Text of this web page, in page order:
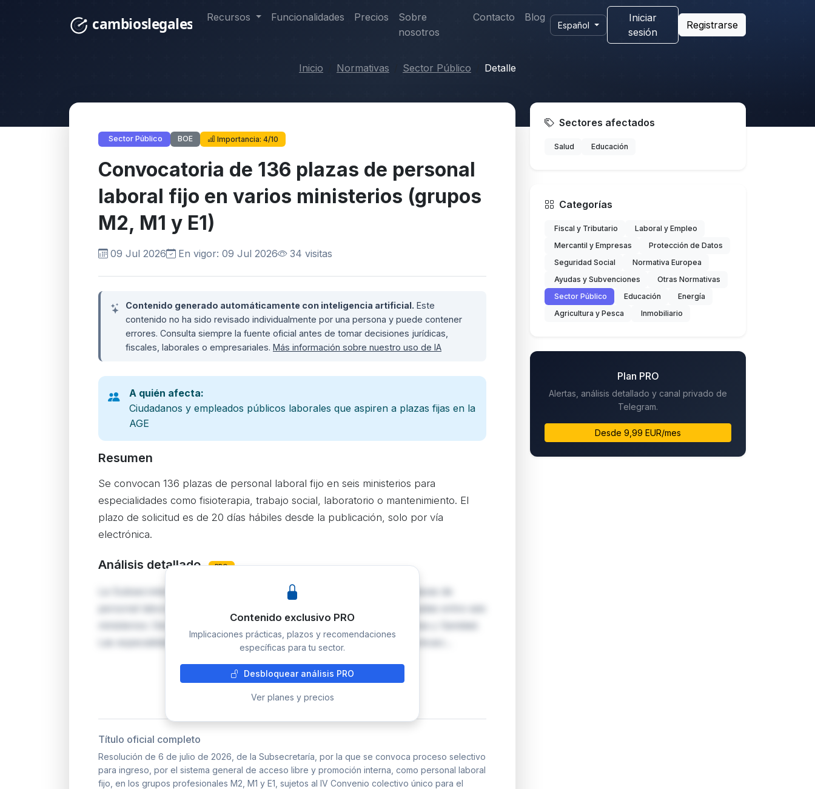
Recursos Funcionalidades Precios
Sobre
nosotros
Contacto Blog
Español
Iniciar
sesión
Registrarse
Inicio Normativas Sector Público Detalle
Sector Público BOE Importancia: 4/10
Convocatoria de 136 plazas de personal
laboral fijo en varios ministerios (grupos
M2, M1 y E1)
09 Jul 2026 En vigor: 09 Jul 2026 34 visitas
Contenido generado automáticamente con inteligencia artificial. Este
contenido no ha sido revisado individualmente por una persona y puede contener
errores. Consulta siempre la fuente oficial antes de tomar decisiones jurídicas,
fiscales, laborales o empresariales. Más información sobre nuestro uso de IA
A quién afecta:
Ciudadanos y empleados públicos laborales que aspiren a plazas fijas en la
AGE
Resumen
Se convocan 136 plazas de personal laboral fijo en seis ministerios para
especialidades como fisioterapia, trabajo social, laboratorio o mantenimiento. El
plazo de solicitud es de 20 días hábiles desde la publicación, solo por vía
electrónica.
Análisis detallado PRO
La Subsecretaría del Ministerio de Derechos Sociales convoca 136 plazas de
personal laboral fijo en los grupos profesionales M2, M1 y E1, distribuidas entre seis
ministerios: Derechos Sociales, Educación, Cultura, Economía, Defensa y Sanidad.
Las especialidades incluyen fisioterapia, trabajo social, química, comunicaci…
Contenido exclusivo PRO
Implicaciones prácticas, plazos y recomendaciones
específicas para tu sector.
Desbloquear análisis PRO
Ver planes y precios
Título oficial completo
Resolución de 6 de julio de 2026, de la Subsecretaría, por la que se convoca proceso selectivo
para ingreso, por el sistema general de acceso libre y promoción interna, como personal laboral
fijo, en los grupos profesionales M2, M1 y E1, sujetos al IV Convenio colectivo único para el
Sectores afectados
Salud Educación
Categorías
Fiscal y Tributario
Laboral y Empleo
Mercantil y Empresas
Protección de Datos
Seguridad Social
Normativa Europea
Ayudas y Subvenciones
Otras Normativas
Sector Público
Educación
Energía
Agricultura y Pesca
Inmobiliario
Plan PRO
Alertas, análisis detallado y canal privado de
Telegram.
Desde 9,99 EUR/mes